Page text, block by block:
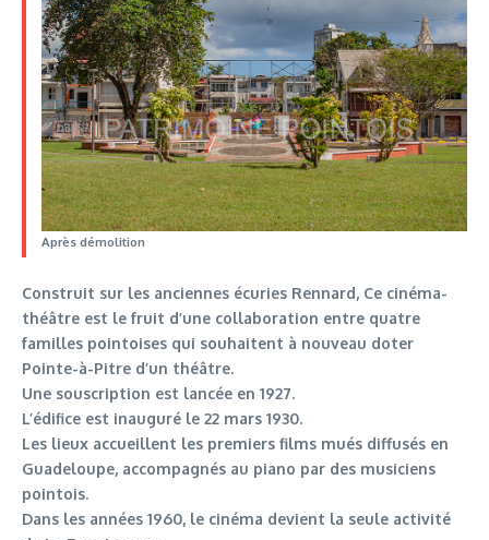
Après démolition
Construit sur les anciennes écuries Rennard, Ce cinéma-
théâtre est le fruit d’une collaboration entre quatre
familles pointoises qui souhaitent à nouveau doter
Pointe-à-Pitre d’un théâtre.
Une souscription est lancée en 1927.
L’édifice est inauguré le 22 mars 1930.
Les lieux accueillent les premiers films mués diffusés en
Guadeloupe, accompagnés au piano par des musiciens
pointois.
Dans les années 1960, le cinéma devient la seule activité